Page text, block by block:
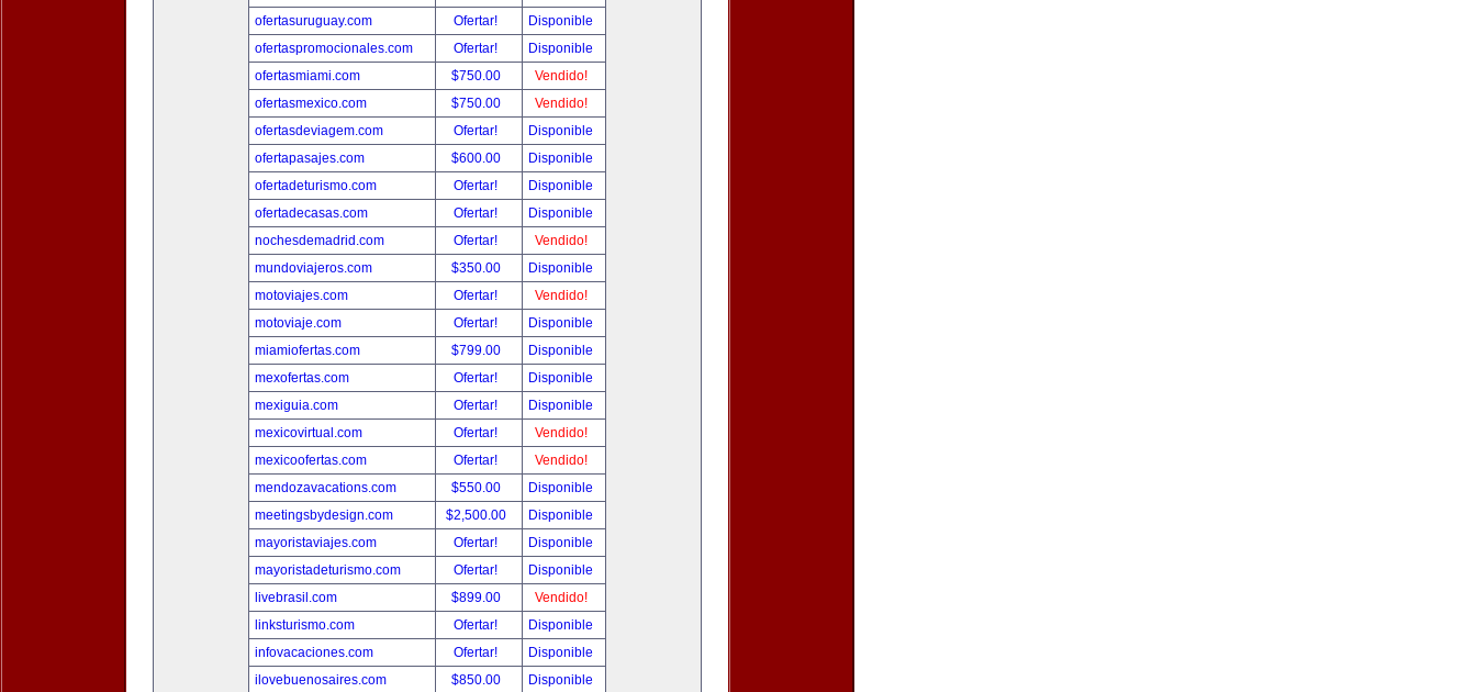
ofertasuruguay.com
Ofertar!
Disponible
ofertaspromocionales.com
Ofertar!
Disponible
ofertasmiami.com
$750.00
Vendido!
ofertasmexico.com
$750.00
Vendido!
ofertasdeviagem.com
Ofertar!
Disponible
ofertapasajes.com
$600.00
Disponible
ofertadeturismo.com
Ofertar!
Disponible
ofertadecasas.com
Ofertar!
Disponible
nochesdemadrid.com
Ofertar!
Vendido!
mundoviajeros.com
$350.00
Disponible
motoviajes.com
Ofertar!
Vendido!
motoviaje.com
Ofertar!
Disponible
miamiofertas.com
$799.00
Disponible
mexofertas.com
Ofertar!
Disponible
mexiguia.com
Ofertar!
Disponible
mexicovirtual.com
Ofertar!
Vendido!
mexicoofertas.com
Ofertar!
Vendido!
mendozavacations.com
$550.00
Disponible
meetingsbydesign.com
$2,500.00
Disponible
mayoristaviajes.com
Ofertar!
Disponible
mayoristadeturismo.com
Ofertar!
Disponible
livebrasil.com
$899.00
Vendido!
linksturismo.com
Ofertar!
Disponible
infovacaciones.com
Ofertar!
Disponible
ilovebuenosaires.com
$850.00 Disponible